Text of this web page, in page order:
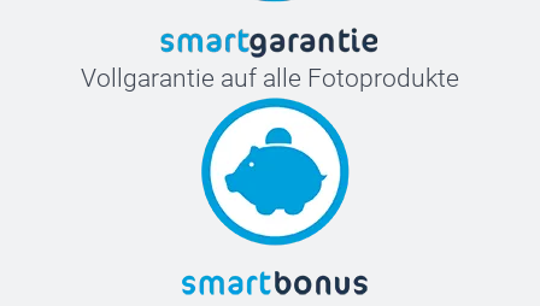
Vollgarantie auf alle Fotoprodukte